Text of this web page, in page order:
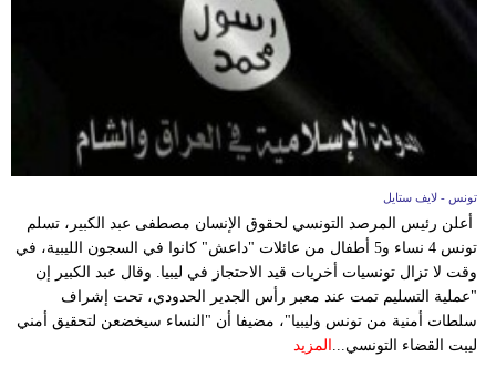
تونس - لايف ستايل
أعلن رئيس المرصد التونسي لحقوق الإنسان مصطفى عبد الكبير، تسلم
تونس 4 نساء و5 أطفال من عائلات "داعش" كانوا في السجون الليبية، في
وقت لا تزال تونسيات أخريات قيد الاحتجاز في ليبيا. وقال عبد الكبير إن
"عملية التسليم تمت عند معبر رأس الجدير الحدودي، تحت إشراف
سلطات أمنية من تونس وليبيا"، مضيفا أن "النساء سيخضعن لتحقيق أمني
ليبت القضاء التونسي... المزيد